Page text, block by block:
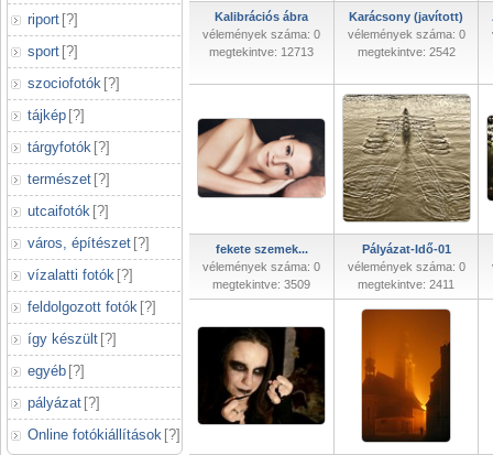
riport [?]
sport [?]
szociofotók [?]
tájkép [?]
tárgyfotók [?]
természet [?]
utcaifotók [?]
város, építészet [?]
vízalatti fotók [?]
feldolgozott fotók [?]
így készült [?]
egyéb [?]
pályázat [?]
Online fotókiállítások [?]
Kalibrációs ábra
vélemények száma: 0
megtekintve: 12713
Karácsony (javított)
vélemények száma: 0
megtekintve: 2542
fekete szemek...
vélemények száma: 0
megtekintve: 3509
Pályázat-Idő-01
vélemények száma: 0
megtekintve: 2411